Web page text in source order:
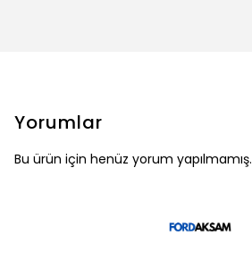
Yorumlar
Bu ürün için henüz yorum yapılmamış.